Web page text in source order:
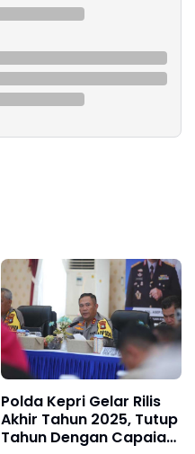
Polda Kepri Gelar Rilis
Akhir Tahun 2025, Tutup
Tahun Dengan Capaian